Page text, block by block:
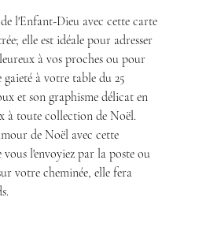
l'Enfant-Dieu avec cette carte
elle est idéale pour adresser
à vos proches ou pour
à votre table du 25
et son graphisme délicat en
à toute collection de Noël.
de Noël avec cette
l'envoyiez par la poste ou
votre cheminée, elle fera